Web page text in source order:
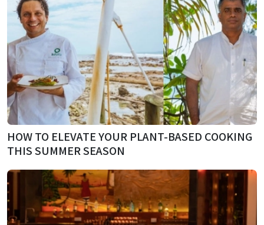
HOW TO ELEVATE YOUR PLANT-BASED COOKING
THIS SUMMER SEASON